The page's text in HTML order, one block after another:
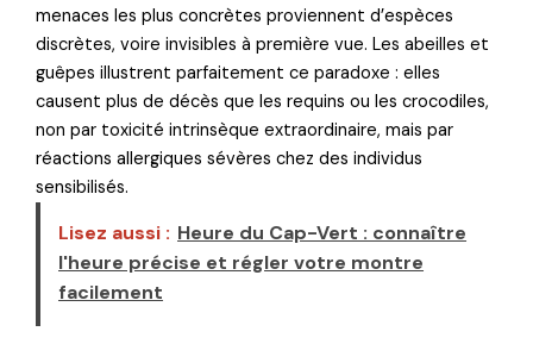
menaces les plus concrètes proviennent d’espèces
discrètes, voire invisibles à première vue. Les abeilles et
guêpes illustrent parfaitement ce paradoxe : elles
causent plus de décès que les requins ou les crocodiles,
non par toxicité intrinsèque extraordinaire, mais par
réactions allergiques sévères chez des individus
sensibilisés.
Lisez aussi : Heure du Cap-Vert : connaître
l'heure précise et régler votre montre
facilement